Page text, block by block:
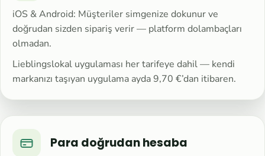
iOS & Android: Müşteriler simgenize dokunur ve
doğrudan sizden sipariş verir — platform dolambaçları
olmadan.
Lieblingslokal uygulaması her tarifeye dahil — kendi
markanızı taşıyan uygulama ayda 9,70 €’dan itibaren.
Para doğrudan hesaba